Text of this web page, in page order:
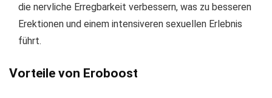
die nervliche Erregbarkeit verbessern, was zu besseren
Erektionen und einem intensiveren sexuellen Erlebnis
führt.
Vorteile von Eroboost